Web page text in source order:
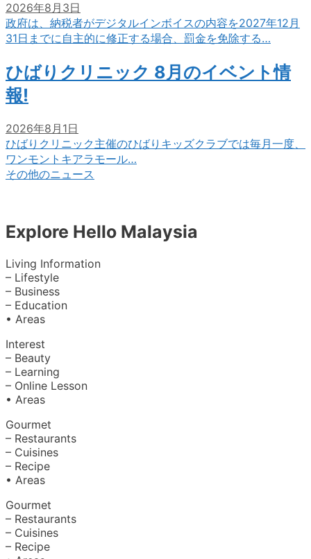
2026年8月3日
政府は、納税者がデジタルインボイスの内容を2027年12月
31日までに自主的に修正する場合、罰金を免除する…
ひばりクリニック 8月のイベント情
報!
2026年8月1日
ひばりクリニック主催のひばりキッズクラブでは毎月一度、
ワンモントキアラモール…
その他のニュース
Explore Hello Malaysia
Living Information
– Lifestyle
– Business
– Education
• Areas
Interest
– Beauty
– Learning
– Online Lesson
• Areas
Gourmet
– Restaurants
– Cuisines
– Recipe
• Areas
Gourmet
– Restaurants
– Cuisines
– Recipe